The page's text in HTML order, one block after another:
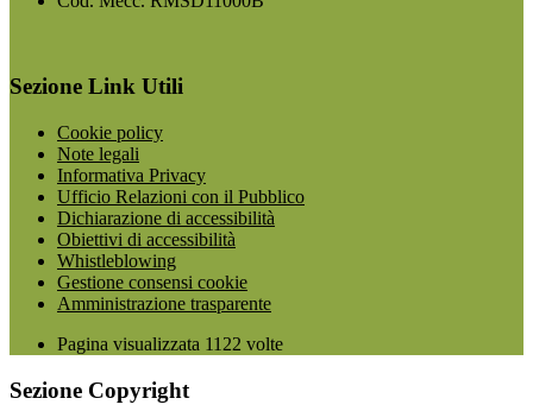
Sezione Link Utili
Cookie policy
Note legali
Informativa Privacy
Ufficio Relazioni con il Pubblico
Dichiarazione di accessibilità
Obiettivi di accessibilità
Whistleblowing
Gestione consensi cookie
Amministrazione trasparente
Pagina visualizzata 1122 volte
Sezione Copyright